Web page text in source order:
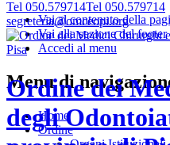
Vai al contenuto della
Vai alla sezione del footer
Accedi al menu
Tel 050.579714Tel 050.579714
segreteria@omceopi.org
Ordine dei
degli
Menu di
Home
Ordine